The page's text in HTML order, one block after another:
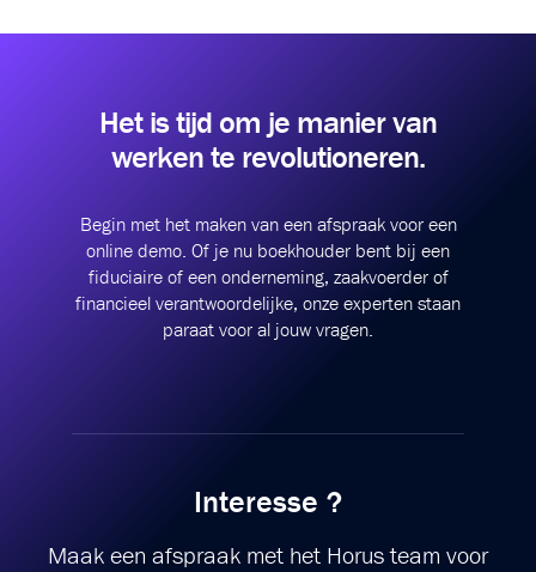
Het is tijd om je maniervan
werken te revolutioneren.
Begin met het maken van een afspraak voor een
online demo. Of je nu boekhouder bent bij een
fiduciaire of een onderneming, zaakvoerder of
financieel verantwoordelijke, onze experten staan
paraat voor al jouw vragen.
Interesse ?
Maak een afspraak met het Horus team voor